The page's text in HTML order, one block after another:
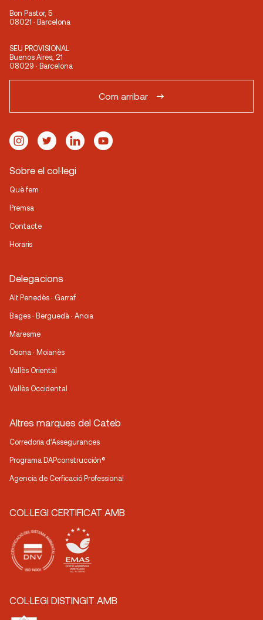
Bon Pastor, 5
08021 · Barcelona
SEU PROVISIONAL
Buenos Aires, 21
08029 · Barcelona
Com arribar
Sobre el col·legi
Què fem
Premsa
Contacte
Horaris
Delegacions
Alt Penedès · Garraf
Bages · Berguedà · Anoia
Maresme
Osona · Moianès
Vallès Oriental
Vallès Occidental
Altres marques del Cateb
Corredoria d’Assegurances
Programa DAPconstrucción®
Agencia de Cerficació Professional
COL·LEGI CERTIFICAT AMB
COL·LEGI DISTINGIT AMB